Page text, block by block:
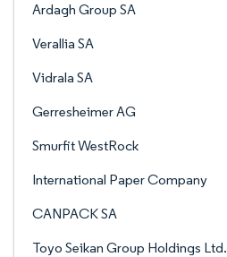
Ardagh Group SA
Verallia SA
Vidrala SA
Gerresheimer AG
Smurfit WestRock
International Paper Company
CANPACK SA
Toyo Seikan Group Holdings Ltd.